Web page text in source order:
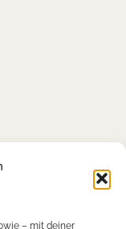
– mit deiner